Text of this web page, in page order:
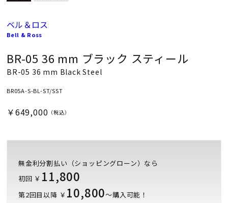
ベル＆ロス
Bell & Ross
BR-05 36 mm ブラック スティール
BR-05 36 mm Black Steel
BR05A-S-BL-ST/SST
￥649,000 （税込）
無金利分割払い（ショッピングローン）なら
初回 ￥ 11,800
第2回目以降 ￥ 10,800～購入可能！